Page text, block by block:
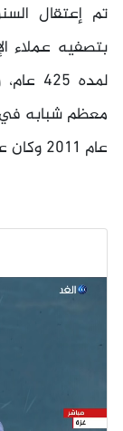
تم إعتقال
بتصفيه عملاء
معظم شبابه
عام 2011 وكان عمره حينها 50 عام,